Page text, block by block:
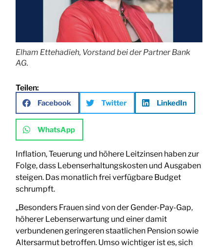
Elham Ettehadieh, Vorstand bei der Partner Bank
AG.
Teilen:
Facebook Twitter LinkedIn
WhatsApp
Inflation, Teuerung und höhere Leitzinsen haben zur
Folge, dass Lebenserhaltungskosten und Ausgaben
steigen. Das monatlich frei verfügbare Budget
schrumpft.
„Besonders Frauen sind von der Gender-Pay-Gap,
höherer Lebenserwartung und einer damit
verbundenen geringeren staatlichen Pension sowie
Altersarmut betroffen. Umso wichtiger ist es, sich